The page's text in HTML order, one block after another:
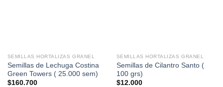
SEMILLAS HORTALIZAS GRANEL
Semillas de Lechuga Costina
Green Towers ( 25.000 sem)
$160.700
SEMILLAS HORTALIZAS GRANEL
Semillas de Cilantro Santo (
100 grs)
$12.000